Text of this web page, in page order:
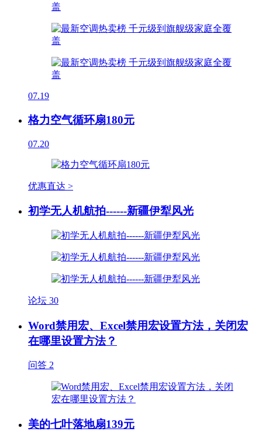
07.19
格力空气循环扇180元
07.20
优惠直达 >
初学无人机航拍------新疆伊犁风光
论坛 30
Word禁用宏、Excel禁用宏设置方法，关闭宏
在哪里设置方法？
问答 2
美的七叶落地扇139元